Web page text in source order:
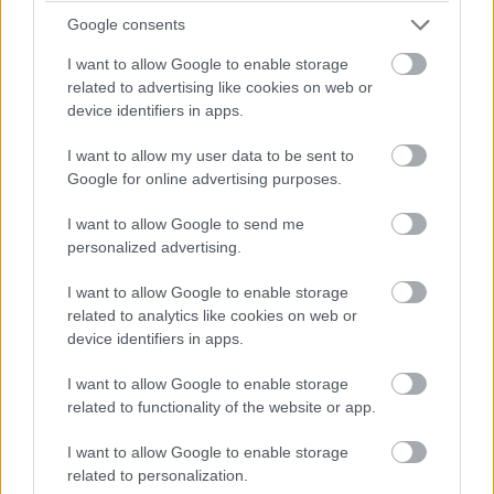
Google consents
I want to allow Google to enable storage
related to advertising like cookies on web or
device identifiers in apps.
I want to allow my user data to be sent to
Google for online advertising purposes.
I want to allow Google to send me
personalized advertising.
I want to allow Google to enable storage
related to analytics like cookies on web or
device identifiers in apps.
I want to allow Google to enable storage
related to functionality of the website or app.
I want to allow Google to enable storage
related to personalization.
Dráma készül a P2-ben: a szoros csatában élen álló
turbópékek versenyzőjét, Nick Yellolyt bokszutcai gyorshajtás
miatt vizsgálják!
Fuocót ezúttal azzal biztatják, hogy sokkal több
pályaelhagyása van az előtte haladó Porschének, szóval ő
többet kockáztathat, mint riválisa.
szemét, mert a 4. helynél hátrébb úgyse esik...
Fuoco otthagyja Giovinazzit és közelíti a második